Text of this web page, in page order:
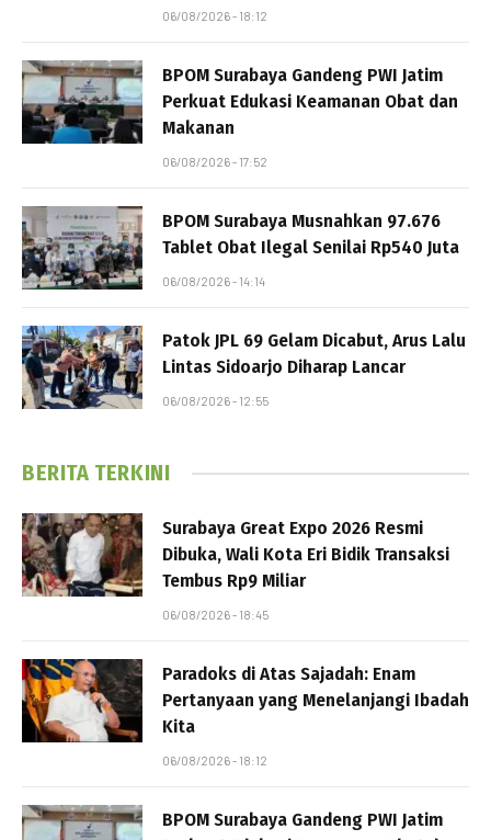
06/08/2026 - 18:12
BPOM Surabaya Gandeng PWI Jatim
Perkuat Edukasi Keamanan Obat dan
Makanan
06/08/2026 - 17:52
BPOM Surabaya Musnahkan 97.676
Tablet Obat Ilegal Senilai Rp540 Juta
06/08/2026 - 14:14
Patok JPL 69 Gelam Dicabut, Arus Lalu
Lintas Sidoarjo Diharap Lancar
06/08/2026 - 12:55
BERITA TERKINI
Surabaya Great Expo 2026 Resmi
Dibuka, Wali Kota Eri Bidik Transaksi
Tembus Rp9 Miliar
06/08/2026 - 18:45
Paradoks di Atas Sajadah: Enam
Pertanyaan yang Menelanjangi Ibadah
Kita
06/08/2026 - 18:12
BPOM Surabaya Gandeng PWI Jatim